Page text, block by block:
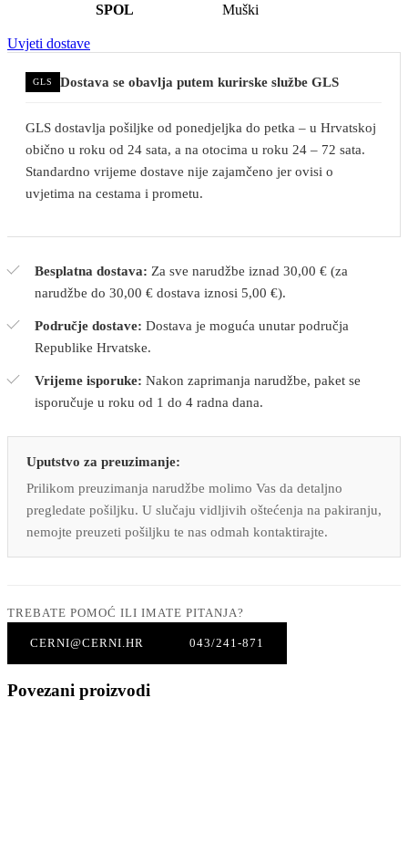
SPOL Muški
Uvjeti dostave
GLS Dostava se obavlja putem kurirske službe GLS
GLS dostavlja pošiljke od ponedjeljka do petka – u Hrvatskoj
obično u roku od 24 sata, a na otocima u roku 24 – 72 sata.
Standardno vrijeme dostave nije zajamčeno jer ovisi o
uvjetima na cestama i prometu.
Besplatna dostava: Za sve narudžbe iznad 30,00 € (za
narudžbe do 30,00 € dostava iznosi 5,00 €).
Područje dostave: Dostava je moguća unutar područja
Republike Hrvatske.
Vrijeme isporuke: Nakon zaprimanja narudžbe, paket se
isporučuje u roku od 1 do 4 radna dana.
Uputstvo za preuzimanje:
Prilikom preuzimanja narudžbe molimo Vas da detaljno
pregledate pošiljku. U slučaju vidljivih oštećenja na pakiranju,
nemojte preuzeti pošiljku te nas odmah kontaktirajte.
TREBATE POMOĆ ILI IMATE PITANJA?
CERNI@CERNI.HR 043/241-871
Povezani proizvodi